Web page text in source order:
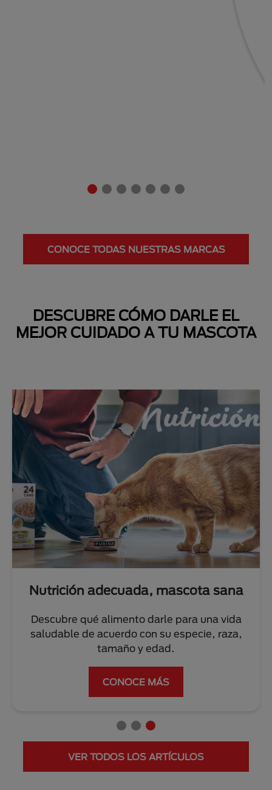
Next
CONOCE TODAS NUESTRAS MARCAS
DESCUBRE CÓMO DARLE EL
MEJOR CUIDADO A TU MASCOTA
Nutrición adecuada, mascota sana
Descubre qué alimento darle para una vida
saludable de acuerdo con su especie, raza,
tamaño y edad.
CONOCE MÁS
VER TODOS LOS ARTÍCULOS